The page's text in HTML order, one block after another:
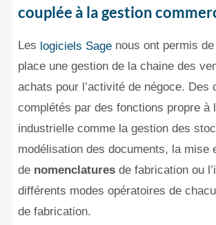
couplée à la gestion
Les logiciels Sage nous ont permis
place une gestion de la chaine des
achats pour l’activité de négoce. Des
complétés par des fonctions propre à
industrielle comme la gestion des
modélisation des documents, la mise
de nomenclatures de fabrication ou
différents modes opératoires de
de fabrication.